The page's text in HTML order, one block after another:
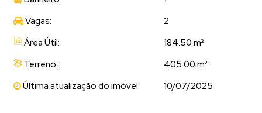
Vagas:
2
Área Útil:
184.50 m²
Terreno:
405.00 m²
Última atualização do imóvel:
10/07/2025